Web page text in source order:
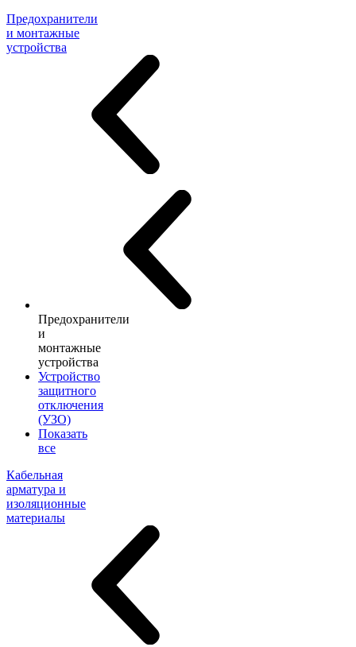
Предохранители
и монтажные
устройства
Предохранители
и
монтажные
устройства
Устройство
защитного
отключения
(УЗО)
Показать
все
Кабельная
арматура и
изоляционные
материалы